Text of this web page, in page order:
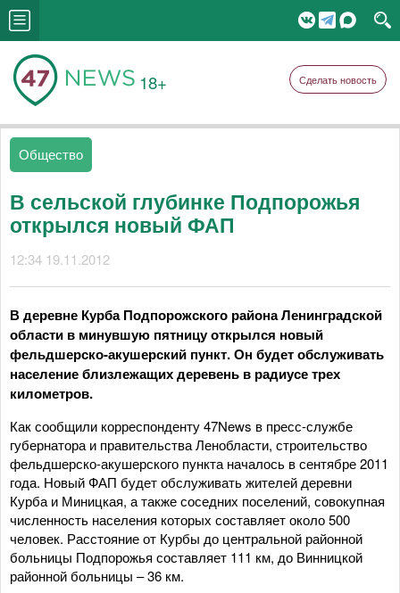
18+ Сделать новость
Общество
В сельской глубинке Подпорожья
открылся новый ФАП
12:34 19.11.2012
Вдеревне Курба Подпорожского района Ленинградской
области в минувшую пятницуоткрылся новый
фельдшерско-акушерский пункт. Он будет обслуживать
население близлежащих деревень в радиусе трех
километров.
Как сообщили корреспонденту 47News в пресс-службе
губернатора и правительства Ленобласти, строительство
фельдшерско-акушерского пункта началось в сентябре 2011
года. Новый ФАП будет обслуживать жителей деревни
Курба и Миницкая, а также соседних поселений, совокупная
численность населения которых составляет около 500
человек. Расстояние от Курбы до центральной районной
больницы Подпорожья составляет 111 км, до Винницкой
районной больницы – 36 км.